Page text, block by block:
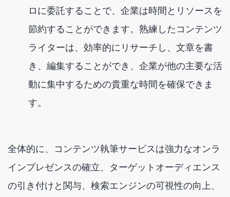
ロに委託することで、企業は時間とリソースを
節約することができます。熟練したコンテンツ
ライターは、効率的にリサーチし、文章を書
き、編集することができ、企業が他の主要な活
動に集中するための貴重な時間を確保できま
す。
全体的に、コンテンツ執筆サービスは強力なオンラ
インプレゼンスの確立、ターゲットオーディエンス
の引き付けと関与、検索エンジンの可視性の向上、